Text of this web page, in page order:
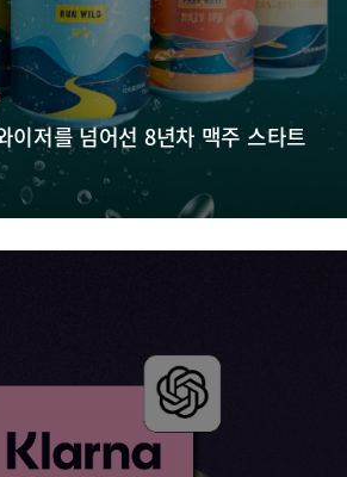
이저를 넘어선 8년차 맥주 스타트